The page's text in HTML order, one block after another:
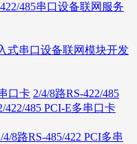
485串口设备联网服务
式串口设备联网模块开发
口卡 2/4/8路RS-422/485
422/485 PCI-E多串口卡
4/8路RS-485/422 PCI多串